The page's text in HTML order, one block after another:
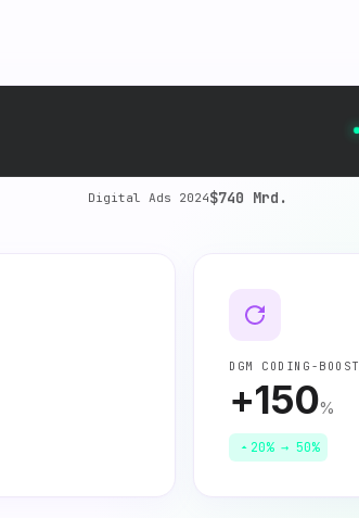
Digital Ads 2024$740 Mrd.
DGM CODING-BOOST
+150%
20% → 50%